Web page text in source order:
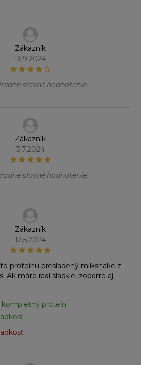
Zákazník
16.9.2024
slovné hodnotenie.
Zákazník
3.7.2024
slovné hodnotenie.
Zákazník
12.5.2024
proteínu presladený milkshake z
Ak máte radi sladšie, zoberte aj
kompletný proteín